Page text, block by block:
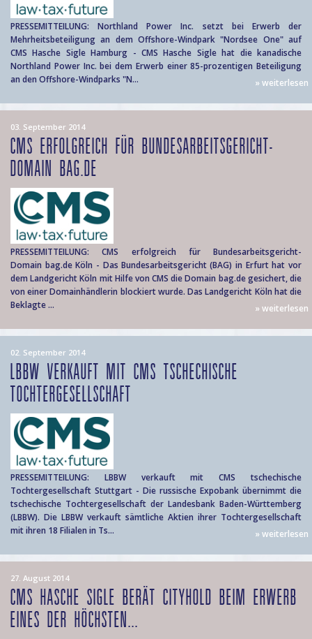
PRESSEMITTEILUNG: Northland Power Inc. setzt bei Erwerb der
Mehrheitsbeteiligung an dem Offshore-Windpark "Nordsee One" auf
CMS Hasche Sigle Hamburg - CMS Hasche Sigle hat die kanadische
Northland Power Inc. bei dem Erwerb einer 85-prozentigen Beteiligung
an den Offshore-Windparks "N...
» weiterlesen
03. September 2014
CMS ERFOLGREICH FÜR BUNDESARBEITSGERICHT-
DOMAIN BAG.DE
PRESSEMITTEILUNG: CMS erfolgreich für Bundesarbeitsgericht-
Domain bag.de Köln - Das Bundesarbeitsgericht (BAG) in Erfurt hat vor
dem Landgericht Köln mit Hilfe von CMS die Domain bag.de gesichert, die
von einer Domainhändlerin blockiert wurde. Das Landgericht Köln hat die
Beklagte ...
» weiterlesen
02. September 2014
LBBW VERKAUFT MIT CMS TSCHECHISCHE
TOCHTERGESELLSCHAFT
PRESSEMITTEILUNG: LBBW verkauft mit CMS tschechische
Tochtergesellschaft Stuttgart - Die russische Expobank übernimmt die
tschechische Tochtergesellschaft der Landesbank Baden-Württemberg
(LBBW). Die LBBW verkauft sämtliche Aktien ihrer Tochtergesellschaft
mit ihren 18 Filialen in Ts...
» weiterlesen
27. August 2014
CMS HASCHE SIGLE BERÄT CITYHOLD BEIM ERWERB
EINES DER HÖCHSTEN...